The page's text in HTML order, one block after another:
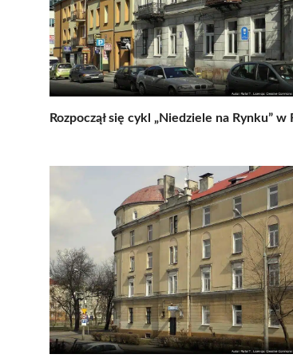
Rozpoczął się cykl „Niedziele na Rynku” w